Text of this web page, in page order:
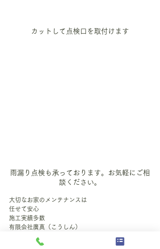
カットして点検口を取付けます
雨漏り点検も承っております。お気軽にご相
談ください。
大切なお家のメンテナンスは
任せて安心
施工実績多数
有限会社廣真（こうしん）
フリーコール📞0120-256-328
担当：村松（むらまつ）